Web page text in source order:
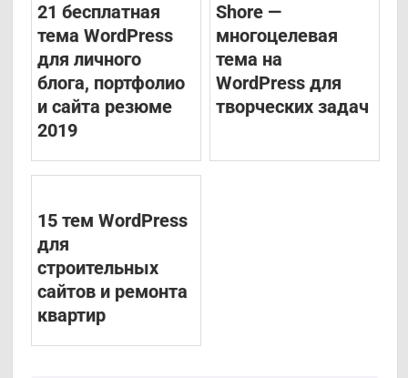
21 бесплатная
тема WordPress
для личного
блога, портфолио
и сайта резюме
2019
Shore —
многоцелевая
тема на
WordPress для
творческих задач
15 тем WordPress
для
строительных
сайтов и ремонта
квартир